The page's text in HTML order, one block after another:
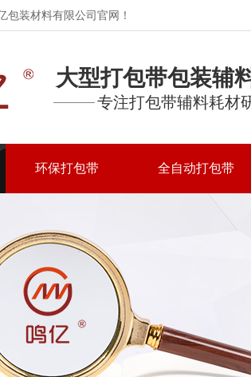
包装材料有限公司官网！
大型打包带包装辅
专注打包带辅料耗材
环保打包带 全自动打包带